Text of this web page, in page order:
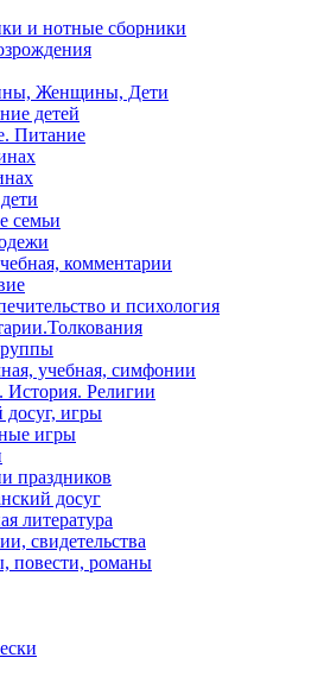
и нотные сборники
Женщины, Дети
детей
Питание
семьи
комментарии
и психология
учебная, симфонии
История. Религии
досуг, игры
игры
праздников
досуг
литература
свидетельства
повести, романы